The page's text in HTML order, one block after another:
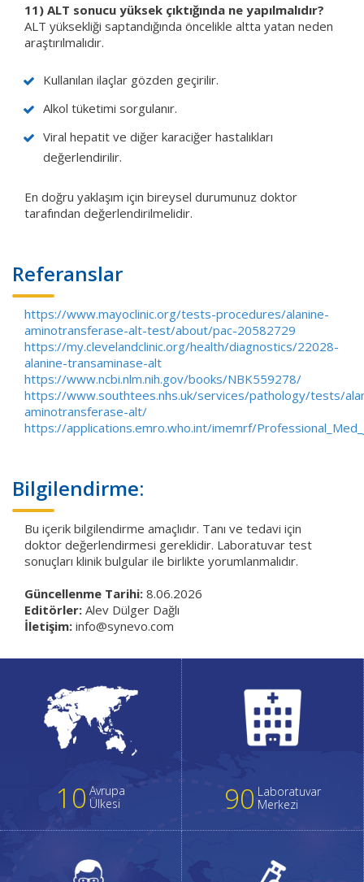
11) ALT sonucu yüksek çıktığında ne yapılmalıdır?
ALT yüksekliği saptandığında öncelikle altta yatan neden
araştırılmalıdır.
Kullanılan ilaçlar gözden geçirilir.
Alkol tüketimi sorgulanır.
Viral hepatit ve diğer karaciğer hastalıkları
değerlendirilir.
En doğru yaklaşım için bireysel durumunuz doktor
tarafından değerlendirilmelidir.
Referanslar
https://www.mayoclinic.org/tests-procedures/alanine-
aminotransferase-alt-test/about/pac-20582729
https://my.clevelandclinic.org/health/diagnostics/22028-
alanine-transaminase-alt
https://www.ncbi.nlm.nih.gov/books/NBK559278/
https://www.southtees.nhs.uk/services/pathology/tests/
aminotransferase-alt/
https://applications.emro.who.int/imemrf/
Bilgilendirme:
Bu içerik bilgilendirme amaçlıdır. Tanı ve tedavi için
doktor değerlendirmesi gereklidir. Laboratuvar test
sonuçları klinik bulgular ile birlikte yorumlanmalıdır.
Güncellenme Tarihi: 8.06.2026
Editörler: Alev Dülger Dağlı
İletişim: info@synevo.com
10 Avrupa
Ülkesi
90 Laboratuvar
Merkezi